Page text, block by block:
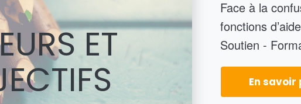
ET
Face à la
fonctions
Soutien -
En savoir